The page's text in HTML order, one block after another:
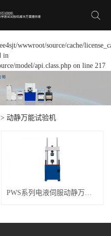
wwwroot/source/cache/
in
model/api.class.php on line 217
> 动静万能试验机
PWS系列电液伺服动静万能试验机